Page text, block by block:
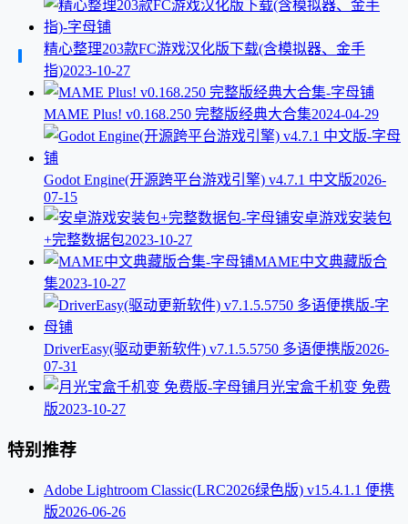
精心整理203款FC游戏汉化版下载(含模拟器、金手
指)2023-10-27
MAME Plus! v0.168.250 完整版经典大合集2024-04-29
Godot Engine(开源跨平台游戏引擎) v4.7.1 中文版2026-
07-15
安卓游戏安装包
+完整数据包2023-10-27
MAME中文典藏版合
集2023-10-27
DriverEasy(驱动更新软件) v7.1.5.5750 多语便携版2026-
07-31
月光宝盒千机变 免费
版2023-10-27
特别推荐
Adobe Lightroom Classic(LRC2026绿色版) v15.4.1.1 便携
版2026-06-26